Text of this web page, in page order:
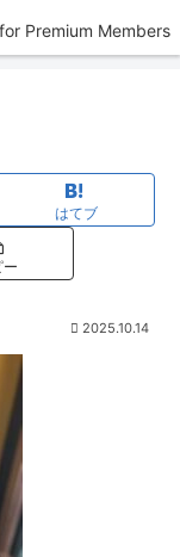
Premium Members
はてブ
ー
2025.10.14